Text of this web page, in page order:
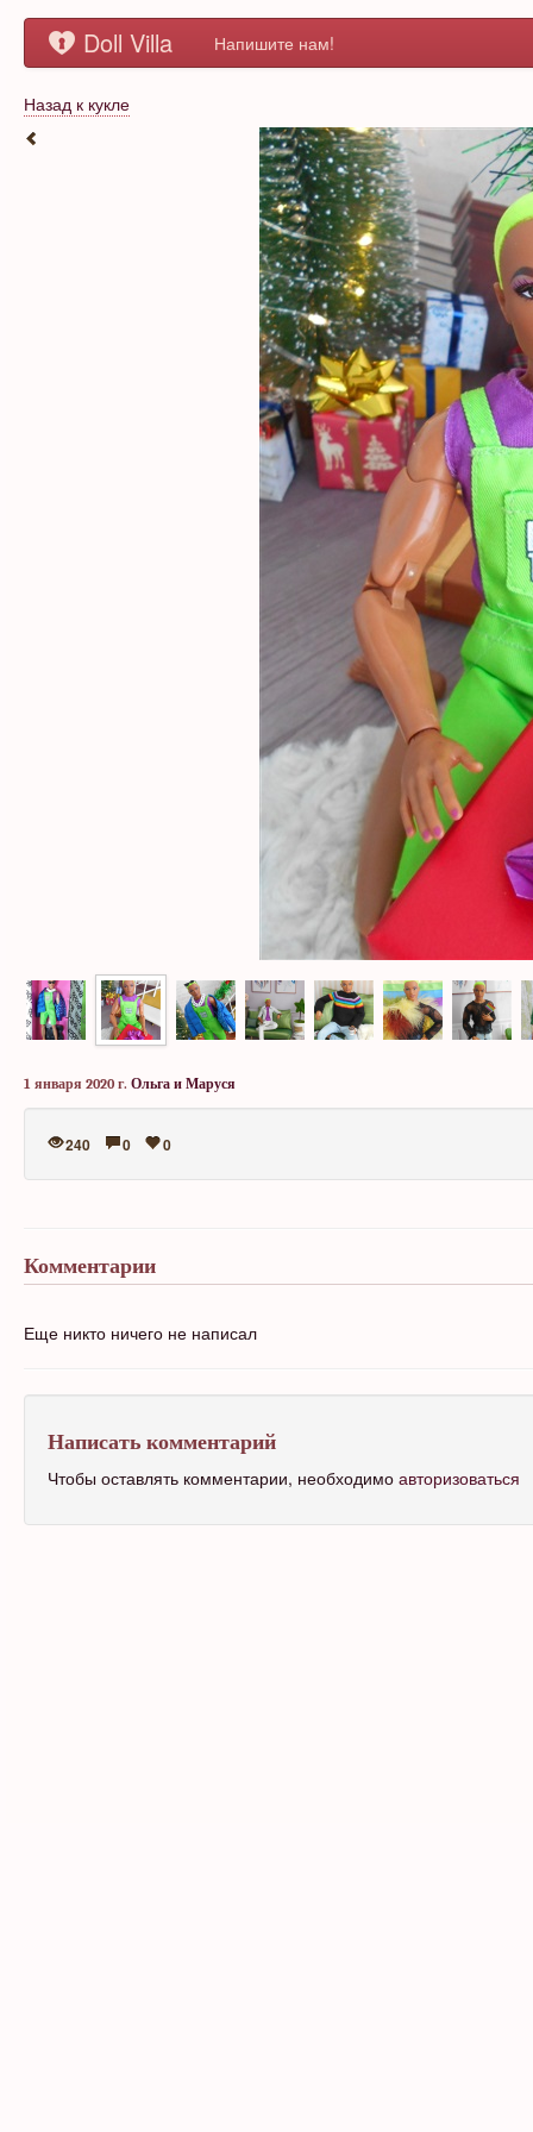
Doll Villa Напишите нам!
Назад к кукле
1 января 2020 г. Ольга и Маруся
240 0 0
Комментарии
Еще никто ничего не написал
Написать комментарий
Чтобы оставлять комментарии, необходимо авторизоваться